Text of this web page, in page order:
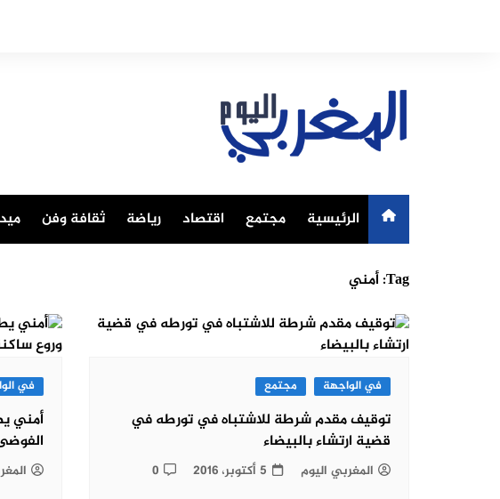
الرئيسية مجتمع اقتصاد رياضة ثقافة وفن
Tag: أمني
في الواجهة مجتمع
توقيف مقدم شرطة للاشتباه في تورطه في
قضية ارتشاء بالبيضاء
المغربي اليوم 5 أكتوبر، 2016 0
في
أمني